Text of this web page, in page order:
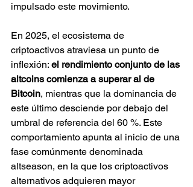
impulsado este movimiento.
En 2025, el ecosistema de
criptoactivos atraviesa un punto de
inflexión: el rendimiento conjunto de las
altcoins comienza a superar al de
Bitcoin, mientras que la dominancia de
este último desciende por debajo del
umbral de referencia del 60 %. Este
comportamiento apunta al inicio de una
fase comúnmente denominada
altseason, en la que los criptoactivos
alternativos adquieren mayor